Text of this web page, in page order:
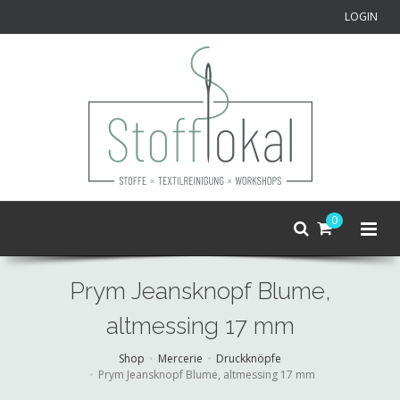
LOGIN
0
Prym Jeansknopf Blume,
altmessing 17 mm
Shop Mercerie
Druckknöpfe
Prym Jeansknopf Blume, altmessing 17 mm